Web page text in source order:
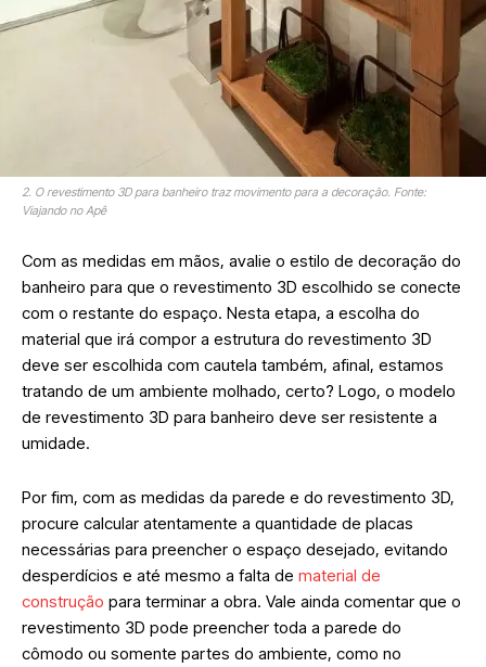
2. O revestimento 3D para banheiro traz movimento para a decoração. Fonte:
Viajando no Apê
Com as medidas em mãos, avalie o estilo de decoração do
banheiro para que o revestimento 3D escolhido se conecte
com o restante do espaço. Nesta etapa, a escolha do
material que irá compor a estrutura do revestimento 3D
deve ser escolhida com cautela também, afinal, estamos
tratando de um ambiente molhado, certo? Logo, o modelo
de revestimento 3D para banheiro deve ser resistente a
umidade.
Por fim, com as medidas da parede e do revestimento 3D,
procure calcular atentamente a quantidade de placas
necessárias para preencher o espaço desejado, evitando
desperdícios e até mesmo a falta de material de
construção para terminar a obra. Vale ainda comentar que o
revestimento 3D pode preencher toda a parede do
cômodo ou somente partes do ambiente, como no